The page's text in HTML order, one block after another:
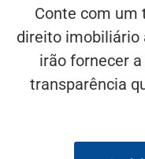
Conte com um
direito imobiliário
irão fornecer
transparência